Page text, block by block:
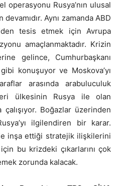
operasyonu Rusya’nın ulusal
Aynı zamanda ABD
tesis etmek için Avrupa
amaçlanmaktadır. Krizin
gelince, Cumhurbaşkanı
konuşuyor ve Moskova’yı
arasında arabuluculuk
ülkesinin Rusya ile olan
Boğazlar üzerinden
ilgilendiren bir karar.
inşa ettiği stratejik ilişkilerini
bu krizdeki çıkarlarını çok
zorunda kalacak.